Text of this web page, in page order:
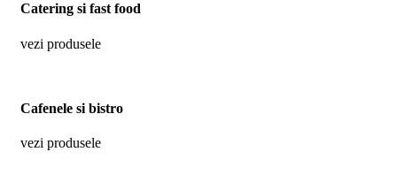
Catering si fast food
vezi produsele
Cafenele si bistro
vezi produsele